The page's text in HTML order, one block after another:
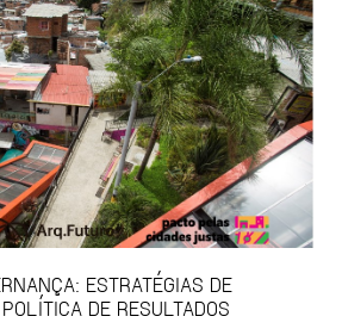
ESTRATÉGIAS DE
DE RESULTADOS